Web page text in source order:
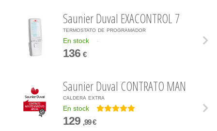
Saunier Duval EXACONTROL 7
termostato de programador
En stock
-
136€
Saunier Duval CONTRATO MAN
caldera extra
En stock
129 ,99 €